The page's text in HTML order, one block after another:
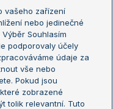
Open
vašeho zařízení
nebo jedinečné
Souhlasím
podporovaly účely
údaje za
vše nebo
Pokud jsou
zobrazené
tolik relevantní. Tuto